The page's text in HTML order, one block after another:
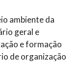
ambiente da
geral e
e formação
de organização